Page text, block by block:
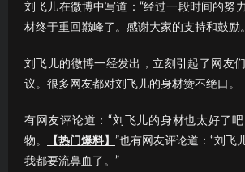
刘飞儿在微博中写道：“经过一段时间的努
材终于重回巅峰了。感谢大家的支持和鼓励
刘飞儿的微博一经发出，立刻引起了网友
议。很多网友都对刘飞儿的身材赞不绝口。
有网友评论道：“刘飞儿的身材也太好了
物。
【热门爆料】 ”也有网友评论道：“刘飞
我都要流鼻血了。”